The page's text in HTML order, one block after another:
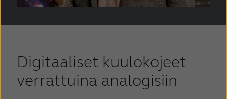
Digitaaliset kuulokojeet
verrattuina analogisiin